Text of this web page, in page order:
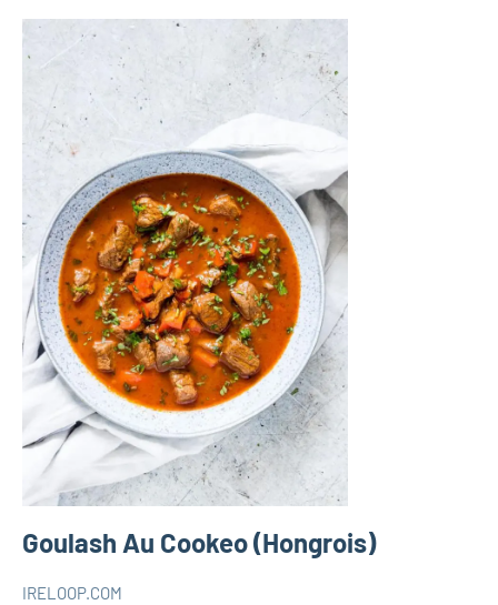
Goulash Au Cookeo (Hongrois)
IRELOOP.COM